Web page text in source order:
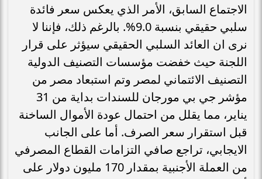
الاجتماع السابق، الأمر الذي يعكس سعر فائدة
سلبي حقيقي بنسبة 9.0%. بالرغم ذلك، فإننا لا
نرى ان العائد السلبي الحقيقي سيؤثر على قرار
اللجنة حيث خفضت مؤسسات التصنيف الدولية
التصنيف الائتماني لمصر وتم استبعاد مصر من
مؤشر جي بي مورجان للسندات بداية من 31
يناير، مما يقلل من احتمال عودة الأموال الساخنة
قبل استقرار سعر الصرف. أما على الجانب
الايجابي، تراجع صافي التزامات القطاع المصرفي
من العملة الأجنبية بمقدار 170 مليون دولار على